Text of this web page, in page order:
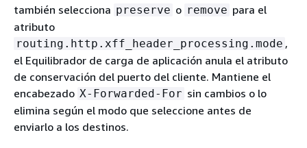
también selecciona preserve o remove para el
atributo
routing.http.xff_header_processing.mode ,
el Equilibrador de carga de aplicación anula el atributo
de conservación del puerto del cliente. Mantiene el
encabezado X-Forwarded-For sin cambios o lo
elimina según el modo que seleccione antes de
enviarlo a los destinos.